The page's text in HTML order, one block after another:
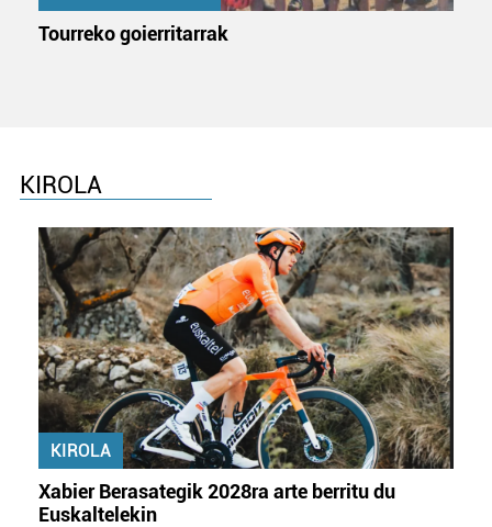
Tourreko goierritarrak
KIROLA
KIROLA
Xabier Berasategik 2028ra arte berritu du
Euskaltelekin